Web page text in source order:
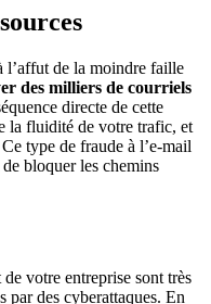
l’affut de la moindre faille
des milliers de courriels
directe de cette
la fluidité de votre trafic, et
type de fraude à l’e-mail
bloquer les chemins
votre entreprise sont très
par des cyberattaques. En